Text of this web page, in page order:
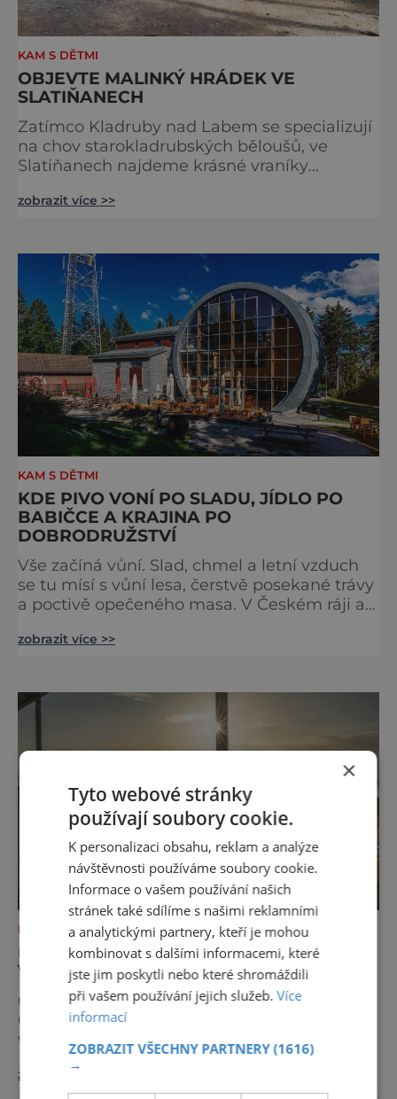
KAM S DĚTMI
OBJEVTE MALINKÝ HRÁDEK VE
SLATIŇANECH
Zatímco Kladruby nad Labem se specializují
na chov starokladrubských běloušů, ve
Slatiňanech najdeme krásné vraníky
budově zámku se dozvíte více o chovu
některé exponáty připomínají využití koní ve
vojenství, dopravě, honech či dostizích.
[caption id="attachment_74515
zobrazit více >>
KAM S DĚTMI
KDE PIVO VONÍ PO SLADU, JÍDLO PO
BABIČCE A KRAJINA PO
DOBRODRUŽSTVÍ
Vše začíná vůní. Slad, chmel a letní vzduch
se tu mísí s vůní lesa, čerstvě posekané trávy
a poctivě opečeného masa. V Českém ráji a
doušky – a ty tady tečou proudem. Není to
ví, že k dokonalému dni patří nejen výhled,
zobrazit více >>
KAM S DĚTMI
POZNEJTE KRÁSU JIŽNÍCH ČECH Z
VÝŠKY
Chcete poznat jižní Čechy trochu jinak?
Objevte jejich kouzlo z výšky! Rozhledny,
vyhlídky i stezky v korunách stromů vám
nabídnou dechberoucí pohledy na řeky, lesy,
města i Alpy v dálce. Ptačí pozorovatelna
zobrazit více >>
×
Tyto webové stránky
používají soubory cookie.
K personalizaci obsahu, reklam a analýze
návštěvnosti používáme soubory cookie.
Informace o vašem používání našich
stránek také sdílíme s našimi reklamními
a analytickými partnery, kteří je mohou
kombinovat s dalšími informacemi, které
jste jim poskytli nebo které shromáždili
při vašem používání jejich služeb.Více
informací
ZOBRAZIT VŠECHNY PARTNERY(1616)
→